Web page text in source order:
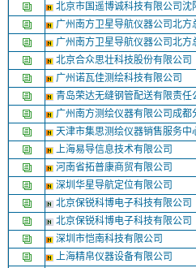
北京市国遥博诚科技有限公司
广州南方卫星导航仪器公司北
广州南方卫星导航仪器公司北
北京合众思壮科技股份有限公司
广州诺瓦佳测绘科技有限公司
青岛荣达无缝钢管配送有限责
广州南方测绘仪器有限公司成
天津市集思测绘仪器销售服务中
上海易导信息技术有限公司
河南省拓普康商贸有限公司
深圳华星导航定位有限公司
北京保锐科博电子科技有限公司
北京保锐科博电子科技有限公司
深圳市恺南科技有限公司
上海精帛仪器设备有限公司